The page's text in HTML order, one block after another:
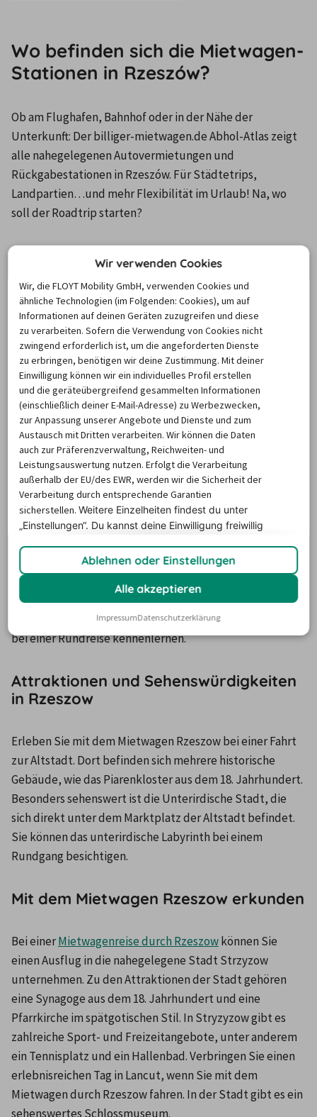
Wo befinden sich die Mietwagen-
Stationen in Rzeszów?
Ob am Flughafen, Bahnhof oder in der Nähe der
Unterkunft: Der billiger-mietwagen.de Abhol-Atlas zeigt
alle nahegelegenen Autovermietungen und
Rückgabestationen in Rzeszów. Für Städtetrips,
Landpartien…und mehr Flexibilität im Urlaub! Na, wo
soll der Roadtrip starten?
Um die Karte und die Stationsinformationen
anzuzeigen, aktiviere bitte Cookies.
Klicke hier, um deine Cookie-Einstellungen zu
verwalten.
Mietwagen Rzeszow
Rzeszów ist die Hauptstadt und das Zentrum der
Woiwodschaft Karpatenvorland, eine Region im Südosten
Polens. Klicken Sie hier, um sich über Polen zu
informieren. In der Stadt gibt es eine Universität und
mehrere private Hochschulen, außerdem ist sie ein
römisch-katholischer Bischoffsitz. Rzesezów liegt in der
Flussebene der Wislok. Die Stadt ist ein wichtiger
Verkehrsknotenpunkt, denn die ukrainische und die
slowenische Grenze liegen nur jeweils 100 km entfernt.
Wer mit dem Mietwagen in Rzeszow unterwegs ist, kann
die Sehenswürdigkeiten der Stadt und der Umgebung
bei einer Rundreise kennenlernen.
Attraktionen und Sehenswürdigkeiten
in Rzeszow
Erleben Sie mit dem Mietwagen Rzeszow bei einer Fahrt
zur Altstadt. Dort befinden sich mehrere historische
Gebäude, wie das Piarenkloster aus dem 18. Jahrhundert.
Besonders sehenswert ist die Unterirdische Stadt, die
sich direkt unter dem Marktplatz der Altstadt befindet.
Sie können das unterirdische Labyrinth bei einem
Rundgang besichtigen.
Mit dem Mietwagen Rzeszow erkunden
Bei einer Mietwagenreise durch Rzeszow können Sie
einen Ausflug in die nahegelegene Stadt Strzyzow
unternehmen. Zu den Attraktionen der Stadt gehören
eine Synagoge aus dem 18. Jahrhundert und eine
Pfarrkirche im spätgotischen Stil. In Stryzyzow gibt es
zahlreiche Sport- und Freizeitangebote, unter anderem
ein Tennisplatz und ein Hallenbad. Verbringen Sie einen
erlebnisreichen Tag in Lancut, wenn Sie mit dem
Mietwagen durch Rzeszow fahren. In der Stadt gibt es ein
sehenswertes Schlossmuseum.
Wir verwenden Cookies
Wir, die FLOYT Mobility GmbH, verwenden Cookies und
ähnliche Technologien (im Folgenden: Cookies), um auf
Informationen auf deinen Geräten zuzugreifen und diese
zu verarbeiten. Sofern die Verwendung von Cookies nicht
zwingend erforderlich ist, um die angeforderten Dienste
zu erbringen, benötigen wir deine Zustimmung. Mit deiner
Einwilligung können wir ein individuelles Profil erstellen
und die geräteübergreifend gesammelten Informationen
(einschließlich deiner E-Mail-Adresse) zu Werbezwecken,
zur Anpassung unserer Angebote und Dienste und zum
Austausch mit Dritten verarbeiten. Wir können die Daten
auch zur Präferenzverwaltung, Reichweiten- und
Leistungsauswertung nutzen. Erfolgt die Verarbeitung
außerhalb der EU/des EWR, werden wir die Sicherheit der
Verarbeitung durch entsprechende Garantien
sicherstellen.Weitere Einzelheiten findest du unter
„Einstellungen“. Du kannst deine Einwilligung freiwillig
Ablehnen oder Einstellungen
Alle akzeptieren
ImpressumDatenschutzerklärung